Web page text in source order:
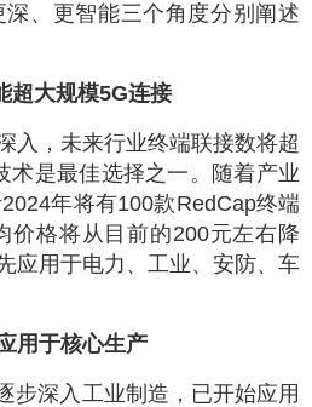
、更智能三个角度分别阐述
超大规模5G连接
入，未来行业终端联接数将超
术是最佳选择之一。随着产业
年将有100款RedCap终端
价格将从目前的200元左右降
应用于电力、工业、安防、车
用于核心生产
步深入工业制造，已开始应用